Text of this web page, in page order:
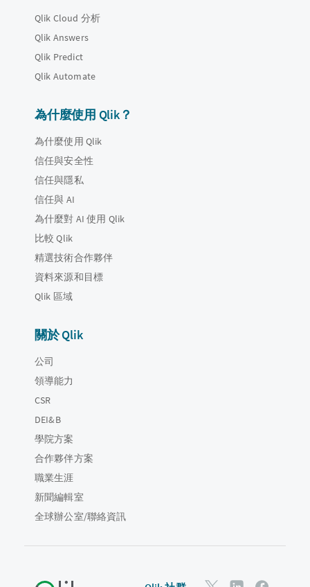
Qlik Cloud 分析
Qlik Answers
Qlik Predict
Qlik Automate
為什麼使用 Qlik？
為什麼使用 Qlik
信任與安全性
信任與隱私
信任與 AI
為什麼對 AI 使用 Qlik
比較 Qlik
精選技術合作夥伴
資料來源和目標
Qlik 區域
關於 Qlik
公司
領導能力
CSR
DEI&B
學院方案
合作夥伴方案
職業生涯
新聞編輯室
全球辦公室/聯絡資訊